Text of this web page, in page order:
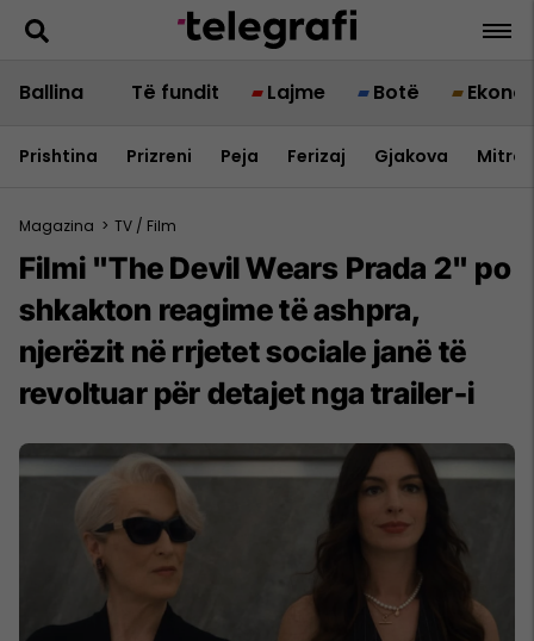
Ballina Të fundit Lajme Botë
Prishtina Prizreni Peja Ferizaj Gjakova
Magazina > TV / Film
Filmi "The Devil Wears Prada 2" po
shkakton reagime të ashpra,
njerëzit në rrjetet sociale janë të
revoltuar për detajet nga trailer-i